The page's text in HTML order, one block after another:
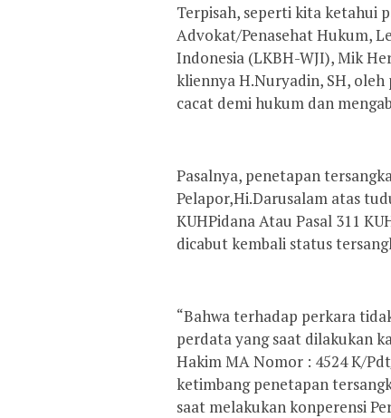
Terpisah, seperti kita ketahui
Advokat/Penasehat Hukum,
Indonesia (LKBH-WJI), Mik
kliennya H.Nuryadin, SH,
cacat demi hukum dan
Pasalnya, penetapan
Pelapor,Hi.Darusalam atas
KUHPidana Atau Pasal 311
dicabut kembali status
“Bahwa terhadap perkara
perdata yang saat dilakukan
Hakim MA Nomor : 4524 K/
ketimbang penetapan
saat melakukan konperensi